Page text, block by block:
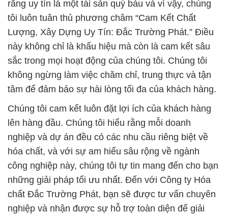
rằng uy tín là một tài sản quý báu và vì vậy, chúng
tôi luôn tuân thủ phương châm “Cam Kết Chất
Lượng, Xây Dựng Uy Tín: Đắc Trường Phát.” Điều
này không chỉ là khẩu hiệu mà còn là cam kết sâu
sắc trong mọi hoạt động của chúng tôi. Chúng tôi
không ngừng làm việc chăm chỉ, trung thực và tận
tâm để đảm bảo sự hài lòng tối đa của khách hàng.
Chúng tôi cam kết luôn đặt lợi ích của khách hàng
lên hàng đầu. Chúng tôi hiểu rằng mỗi doanh
nghiệp và dự án đều có các nhu cầu riêng biệt về
hóa chất, và với sự am hiểu sâu rộng về ngành
công nghiệp này, chúng tôi tự tin mang đến cho bạn
những giải pháp tối ưu nhất. Đến với Công ty Hóa
chất Đắc Trường Phát, bạn sẽ được tư vấn chuyên
nghiệp và nhận được sự hỗ trợ toàn diện để giải